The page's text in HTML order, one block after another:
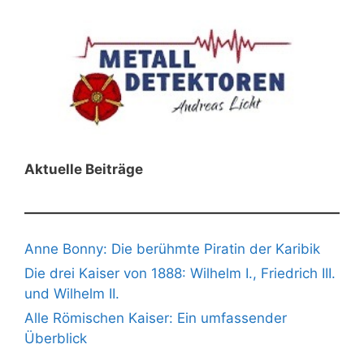
Aktuelle Beiträge
Anne Bonny: Die berühmte Piratin der Karibik
Die drei Kaiser von 1888: Wilhelm I., Friedrich III.
und Wilhelm II.
Alle Römischen Kaiser: Ein umfassender
Überblick